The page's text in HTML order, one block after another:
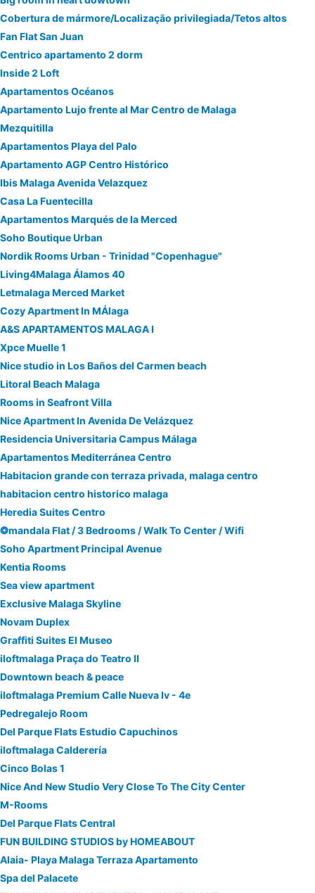
Cobertura de mármore/Localização privilegiada/Tetos altos
Fan Flat San Juan
Centrico apartamento 2 dorm
Inside 2 Loft
Apartamentos Océanos
Apartamento Lujo frente al Mar Centro de Malaga
Mezquitilla
Apartamentos Playa del Palo
Apartamento AGP Centro Histórico
Ibis Malaga Avenida Velazquez
Casa La Fuentecilla
Apartamentos Marqués de la Merced
Soho Boutique Urban
Nordik Rooms Urban - Trinidad "Copenhague"
Living4Malaga Álamos 40
Letmalaga Merced Market
Cozy Apartment In MÁlaga
A&S APARTAMENTOS MALAGA I
Xpce Muelle 1
Nice studio in Los Baños del Carmen beach
Litoral Beach Malaga
Rooms in Seafront Villa
Nice Apartment In Avenida De Velázquez
Residencia Universitaria Campus Málaga
Apartamentos Mediterránea Centro
Habitacion grande con terraza privada, malaga centro
habitacion centro historico malaga
Heredia Suites Centro
❂mandala Flat / 3 Bedrooms / Walk To Center / Wifi
Soho Apartment Principal Avenue
Kentia Rooms
Sea view apartment
Exclusive Malaga Skyline
Novam Duplex
Graffiti Suites El Museo
iloftmalaga Praça do Teatro II
Downtown beach & peace
iloftmalaga Premium Calle Nueva Iv - 4e
Pedregalejo Room
Del Parque Flats Estudio Capuchinos
iloftmalaga Calderería
Cinco Bolas 1
Nice And New Studio Very Close To The City Center
M-Rooms
Del Parque Flats Central
FUN BUILDING STUDIOS by HOMEABOUT
Alaia- Playa Malaga Terraza Apartamento
Spa del Palacete